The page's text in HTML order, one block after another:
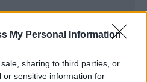
My Personal Information
sharing to third parties, or
or sensitive information for